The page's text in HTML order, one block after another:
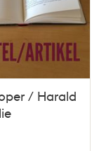
/ Harald